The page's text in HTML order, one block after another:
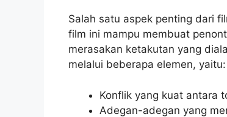
Salah satu aspek penting dari
film ini mampu membuat
merasakan ketakutan yang
melalui beberapa elemen, yaitu:
Konflik yang kuat antara
Adegan-adegan yang